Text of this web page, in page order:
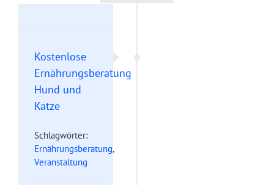
Kostenlose
Ernährungsberatung
Hund und
Katze
Schlagwörter:
Ernährungsberatung,
Veranstaltung